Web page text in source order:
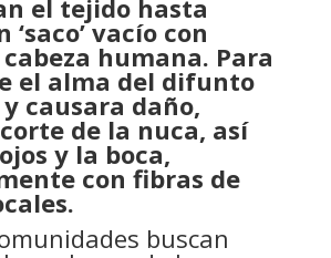
el tejido hasta
vacío con
humana. Para
el alma del difunto
causara daño,
de la nuca, así
y la boca,
con fibras de
buscan